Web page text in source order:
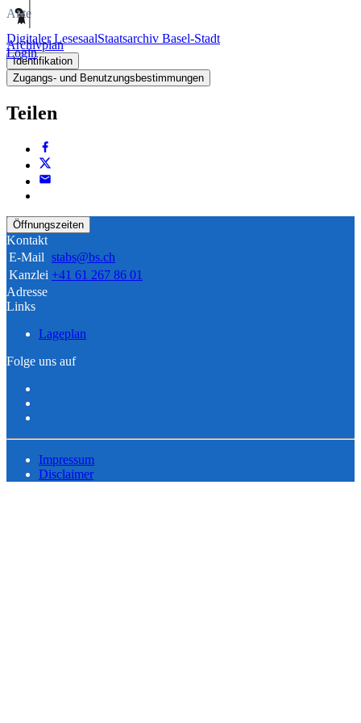
Digitaler LesesaalStaatsarchiv Basel-Stadt
Login
Akte
Archivplan
Identifikation
Zugangs- und Benutzungsbestimmungen
Teilen
Öffnungszeiten
Kontakt
E-Mail stabs@bs.ch
Kanzlei +41 61 267 86 01
Adresse
Links
Lageplan
Folge uns auf
Impressum
Disclaimer